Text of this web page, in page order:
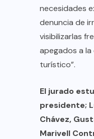
necesidades
denuncia de
visibilizarlas
apegados a
turístico”.
El jurado
presidente;
Chávez,
Marivell